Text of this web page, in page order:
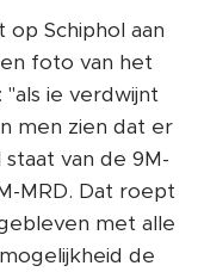
op Schiphol aan
foto van het
ie verdwijnt
men zien dat er
van de 9M-
MRD. Dat roept
met alle
de